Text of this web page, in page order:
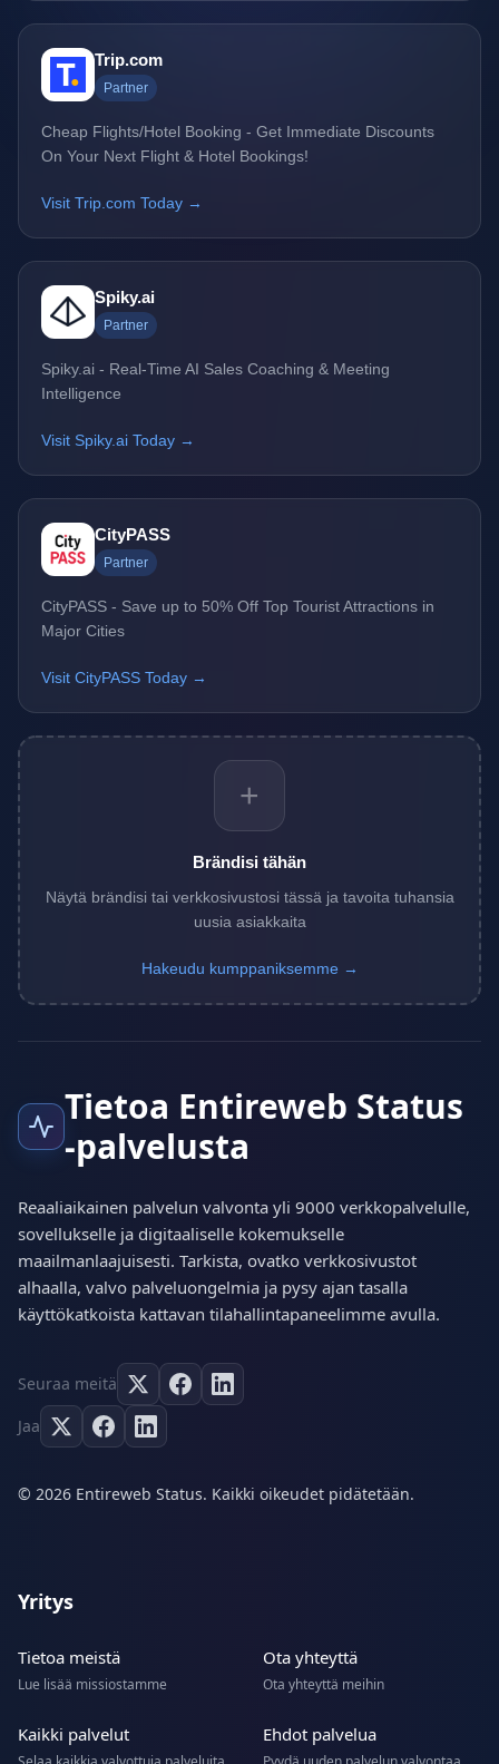
Trip.com
Partner
Cheap Flights/Hotel Booking - Get Immediate Discounts
On Your Next Flight & Hotel Bookings!
Visit Trip.com Today →
Spiky.ai
Partner
Spiky.ai - Real-Time AI Sales Coaching & Meeting
Intelligence
Visit Spiky.ai Today →
CityPASS
Partner
CityPASS - Save up to 50% Off Top Tourist Attractions in
Major Cities
Visit CityPASS Today →
+
Brändisi tähän
Näytä brändisi tai verkkosivustosi tässä ja tavoita tuhansia
uusia asiakkaita
Hakeudu kumppaniksemme →
Tietoa Entireweb Status
-palvelusta
Reaaliaikainen palvelun valvonta yli 9000 verkkopalvelulle,
sovellukselle ja digitaaliselle kokemukselle
maailmanlaajuisesti. Tarkista, ovatko verkkosivustot
alhaalla, valvo palveluongelmia ja pysy ajan tasalla
käyttökatkoista kattavan tilahallintapaneelimme avulla.
Seuraa meitä
Jaa
© 2026 Entireweb Status. Kaikki oikeudet pidätetään.
Yritys
Tietoa meistä
Lue lisää missiostamme
Ota yhteyttä
Ota yhteyttä meihin
Kaikki palvelut Ehdot palvelua